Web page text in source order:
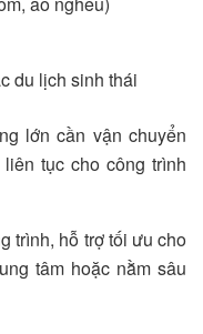
du lịch sinh thái
lớn cần vận chuyển
tục cho công trình
trình, hỗ trợ tối ưu cho
tâm hoặc nằm sâu